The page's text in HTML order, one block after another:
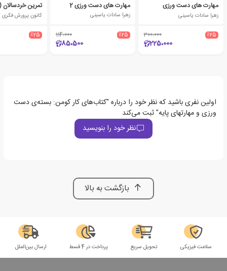
مهارت های دست ورزی
زهرا سادات یاسینی
٪25 300،000
225،000
مهارت های دست ورزی 2
زهرا سادات یاسینی
٪25 114،000
85،500
تمرین خردسالان
٪25
اولین نفری باشید که نظر خود را درباره "کتاب‌های کار کومن: بسته‌ی دست
ورزی و مهارتهای پایه" ثبت می‌کند
نظر خود را بنویسید
بازگشت به بالا
سلامت فیزیکی تحویل سریع پرداخت در 4 قسط ارسال بین‌الملل